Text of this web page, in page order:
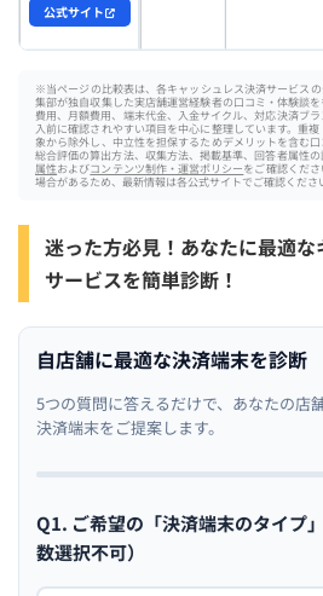
公式サイト
※当ページの比較表は、各キャッシュレス決済サービス
集部が独自収集した実店舗運営経験者の口コミ・体験談
費用、月額費用、端末代金、入金サイクル、対応決済ブ
入前に確認されやすい項目を中心に整理しています。重
象から除外し、中立性を担保するためデメリットを含む
総合評価の算出方法、収集方法、掲載基準、回答者属性の
属性およびコンテンツ制作・運営ポリシーをご確認くだ
場合があるため、最新情報は各公式サイトでご確認くださ
迷った方必見！あなたに最適
サービスを簡単診断！
自店舗に最適な決済端末を診断
5つの質問に答えるだけで、あなたの店
決済端末をご提案します。
Q1. ご希望の「決済端末のタイプ
数選択不可）